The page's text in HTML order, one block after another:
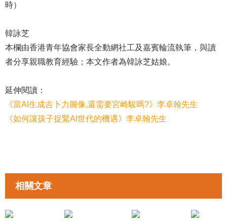
時）
韓詠芝
本欄由香港青年協會家長全動網社工及嘉賓輪流執筆，與讀
者分享親職教育經驗；本文作者為韓詠芝姑娘。
延伸閱讀：
《當AI生成吉卜力圖像,還需要宮崎駿嗎?》李卓翰先生
《如何讓孩子捉緊AI世代的機遇》李卓翰先生
相關文章
拉近親子距離